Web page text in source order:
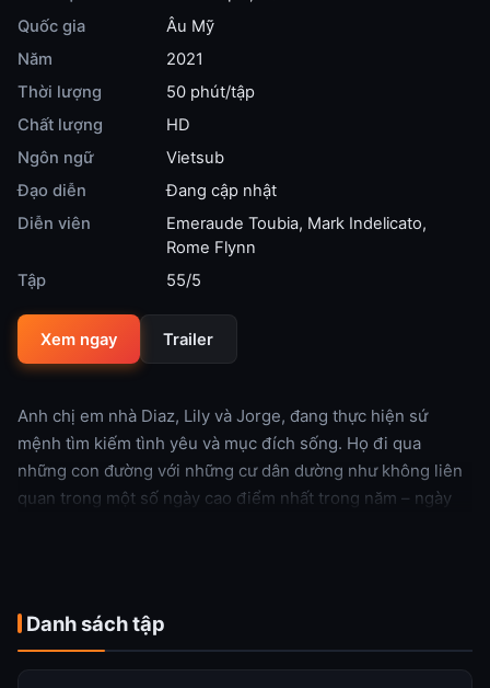
Quốc gia
Âu Mỹ
Năm
2021
Thời lượng
50 phút/tập
Chất lượng
HD
Ngôn ngữ
Vietsub
Đạo diễn
Đang cập nhật
Diễn viên
Emeraude Toubia, Mark Indelicato,
Rome Flynn
Tập
55/5
Xem ngay Trailer
Anh chị em nhà Diaz, Lily và Jorge, đang thực hiện sứ
mệnh tìm kiếm tình yêu và mục đích sống. Họ đi qua
những con đường với những cư dân dường như không liên
quan trong một số ngày cao điểm nhất trong năm – ngày
Danh sách tập